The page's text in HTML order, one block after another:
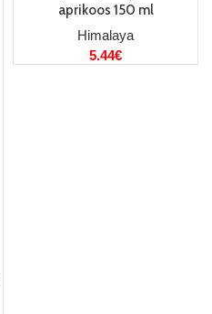
aprikoos 150 ml
Himalaya
5.44€